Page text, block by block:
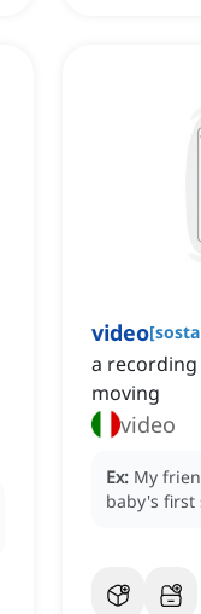
video[
a
moving
video
Ex: My
baby's first